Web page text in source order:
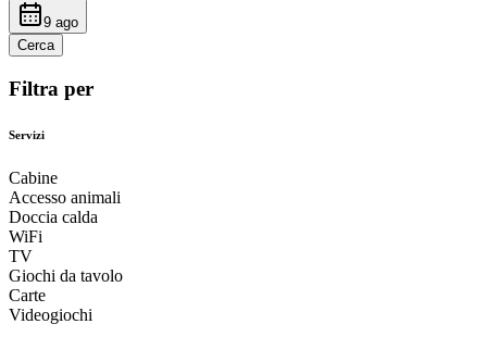
9 ago
Cerca
Filtra per
Servizi
Cabine
Accesso animali
Doccia calda
WiFi
TV
Giochi da tavolo
Carte
Videogiochi